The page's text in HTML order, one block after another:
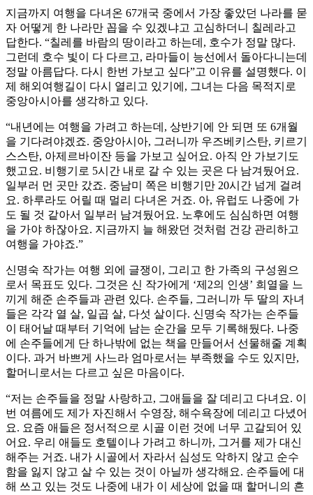
지금까지 여행을 다녀온 67개국 중에서 가장 좋았던 나라를 묻
자 어떻게 한 나라만 꼽을 수 있겠냐고 고심하더니 칠레라고
답한다. “칠레를 바람의 땅이라고 하는데, 호수가 정말 많다.
그런데 호수 빛이 다 다르고, 라마들이 능선에서 돌아다니는데
정말 아름답다. 다시 한번 가보고 싶다”고 이유를 설명했다. 이
제 해외여행길이 다시 열리고 있기에, 그녀는 다음 목적지로
중앙아시아를 생각하고 있다.
“내년에는 여행을 가려고 하는데, 상반기에 안 되면 또 6개월
을 기다려야겠죠. 중앙아시아, 그러니까 우즈베키스탄, 키르기
스스탄, 아제르바이잔 등을 가보고 싶어요. 아직 안 가보기도
했고요. 비행기로 5시간 내로 갈 수 있는 곳은 다 남겨뒀어요.
일부러 먼 곳만 갔죠. 중남미 쪽은 비행기만 20시간 넘게 걸려
요. 하루라도 어릴 때 멀리 다녀온 거죠. 아, 유럽도 나중에 가
도 될 것 같아서 일부러 남겨뒀어요. 노후에도 심심하면 여행
을 가야 하잖아요. 지금까지 늘 해왔던 것처럼 건강 관리하고
여행을 가야죠.”
신명숙 작가는 여행 외에 글쟁이, 그리고 한 가족의 구성원으
로서 목표도 있다. 그것은 신 작가에게 ‘제2의 인생’ 희열을 느
끼게 해준 손주들과 관련 있다. 손주들, 그러니까 두 딸의 자녀
들은 각각 열 살, 일곱 살, 다섯 살이다. 신명숙 작가는 손주들
이 태어날 때부터 기억에 남는 순간을 모두 기록해뒀다. 나중
에 손주들에게 단 하나밖에 없는 책을 만들어서 선물해줄 계획
이다. 과거 바쁘게 사느라 엄마로서는 부족했을 수도 있지만,
할머니로서는 다르고 싶은 마음이다.
“저는 손주들을 정말 사랑하고, 그애들을 잘 데리고 다녀요. 이
번 여름에도 제가 자진해서 수영장, 해수욕장에 데리고 다녔어
요. 요즘 애들은 정서적으로 시골 이런 것에 너무 고갈되어 있
어요. 우리 애들도 호텔이나 가려고 하니까, 그거를 제가 대신
해주는 거죠. 내가 시골에서 자라서 심성도 악하지 않고 순수
함을 잃지 않고 살 수 있는 것이 아닐까 생각해요. 손주들에 대
해 쓰고 있는 것도 나중에 내가 이 세상에 없을 때 할머니의 흔